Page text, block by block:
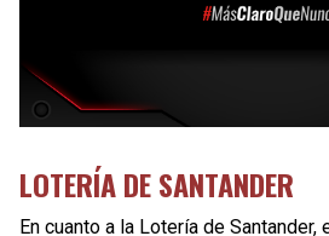
LOTERÍA DE SANTANDER
En cuanto a la Lotería de